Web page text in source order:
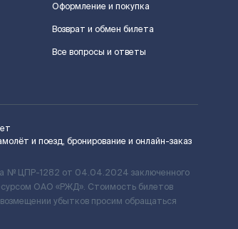
Оформление и покупка
Возврат и обмен билета
Все вопросы и ответы
и поезд, бронирование и онлайн-заказ
№ ЦПР-1282 от 04.04.2024 заключенного
ОАО «РЖД». Стоимость билетов
убытков просим обращаться